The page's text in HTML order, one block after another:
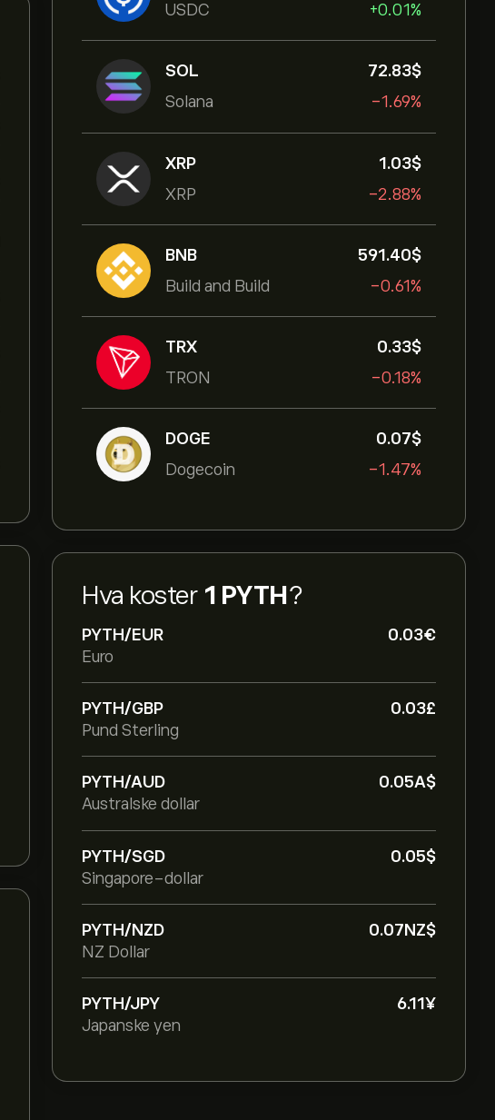
USDC
+0.01%
SOL
Solana
72.83‎$‎
-1.69%
XRP
XRP
1.03‎$‎
-2.88%
BNB
Build and Build
591.40‎$‎
-0.61%
TRX
TRON
0.33‎$‎
-0.18%
DOGE
Dogecoin
0.07‎$‎
-1.47%
Hva koster 1 PYTH?
PYTH/EUR
0.03‎€‎
Euro
PYTH/GBP
0.03‎£‎
Pund Sterling
PYTH/AUD
0.05‎A$‎
Australske dollar
PYTH/SGD
0.05‎$‎
Singapore-dollar
PYTH/NZD
0.07‎NZ$‎
NZ Dollar
PYTH/JPY
6.11‎¥‎
Japanske yen